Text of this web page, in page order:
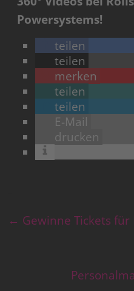
Powersystems!
teilen
teilen
merken
teilen
teilen
E-Mail
drucken
← Gewinne Tickets für